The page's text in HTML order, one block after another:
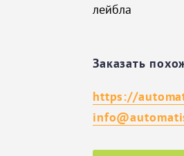
лейбла
Заказать
https://